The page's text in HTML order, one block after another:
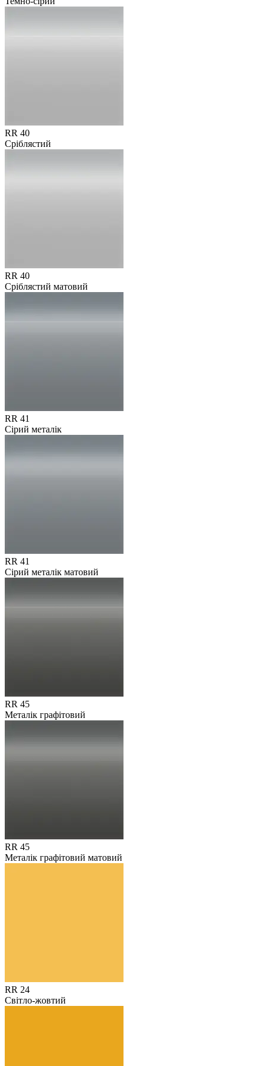
RR 40
Сріблястий
RR 40
Сріблястий матовий
RR 41
Сірий металік
RR 41
Сірий металік матовий
RR 45
Металік графітовий
RR 45
Металік графітовий матовий
RR 24
Світло-жовтий